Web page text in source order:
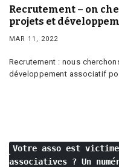
Recrutement – on
projets et
MAR 11, 2022
Recrutement : nous
développement associatif
Votre asso est
associatives ? Un